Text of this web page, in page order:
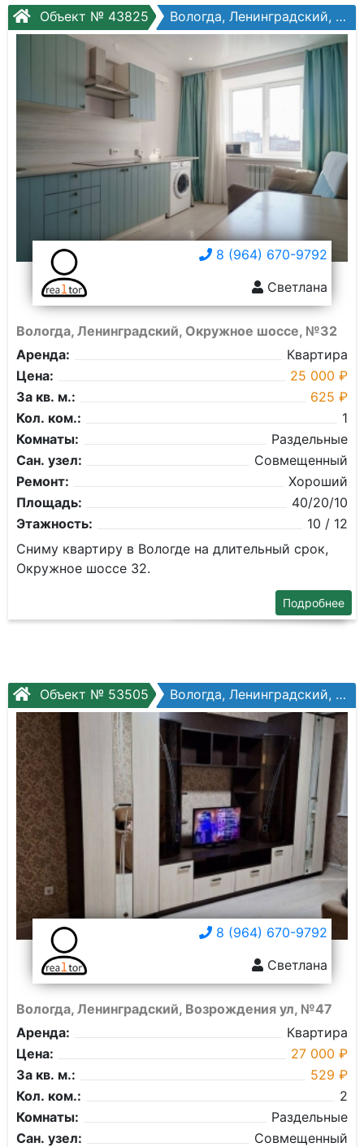
Объект № 43825 Вологда, Ленинградский, Окружное шоссе, №32
8 (964) 670-9792
Светлана
Вологда, Ленинградский, Окружное шоссе, №32
Аренда:
Квартира
Цена:
25 000 ₽
За кв. м.:
625 ₽
Кол. ком.:
1
Комнаты:
Раздельные
Сан. узел:
Совмещенный
Ремонт:
Хороший
Площадь:
40/20/10
Этажность:
10 / 12
Сниму квартиру в Вологде на длительный срок,
Окружное шоссе 32.
Подробнее
Объект № 53505 Вологда, Ленинградский, Возрождения ул, №47
8 (964) 670-9792
Светлана
Вологда, Ленинградский, Возрождения ул, №47
Аренда:
Квартира
Цена:
27 000 ₽
За кв. м.:
529 ₽
Кол. ком.:
2
Комнаты:
Раздельные
Сан. узел:
Совмещенный